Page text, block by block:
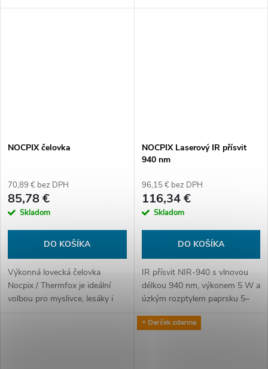
19x19x71mm Váha: 50g.
jednoduchost, přehlednost a
NOCPIX čelovka
70,89 € bez DPH
85,78 €
Skladom
DO KOŠÍKA
Výkonná lovecká čelovka
Nocpix / Thermfox je ideální
volbou pro myslivce, lesáky i
NOCPIX Laserový IR přísvit
940 nm
96,15 € bez DPH
116,34 €
Skladom
DO KOŠÍKA
IR přísvit NIR-940 s vlnovou
délkou 940 nm, výkonem 5 W a
úzkým rozptylem paprsku 5–
jednou baterií 18650 a výdrž až
+ Darček zdarma